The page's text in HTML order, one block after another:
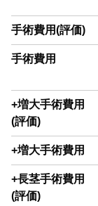
手術費用(評価)
手術費用
+増大手術費用
(評価)
+増大手術費用
+長茎手術費用
(評価)